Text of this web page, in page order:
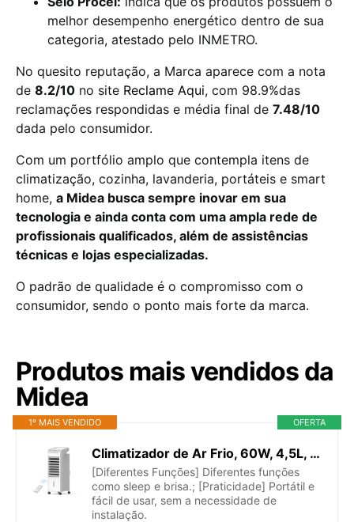
melhor desempenho energético dentro de sua
categoria, atestado pelo INMETRO.
No quesito reputação, a Marca aparece com a nota
de 8.2/10 no site Reclame Aqui, com 98.9%das
reclamações respondidas e média final de 7.48/10
dada pelo consumidor.
Com um portfólio amplo que contempla itens de
climatização, cozinha, lavanderia, portáteis e smart
home, a Midea busca sempre inovar em sua
tecnologia e ainda conta com uma ampla rede de
profissionais qualificados, além de assistências
técnicas e lojas especializadas.
O padrão de qualidade é o compromisso com o
consumidor, sendo o ponto mais forte da marca.
Produtos mais vendidos da
Midea
OFERTA
1º MAIS VENDIDO
Climatizador de Ar Frio, 60W, 4,5L, Midea Branco 220V, AKAF2
[Diferentes Funções] Diferentes funções
como sleep e brisa.; [Praticidade] Portátil e
fácil de usar, sem a necessidade de
instalação.